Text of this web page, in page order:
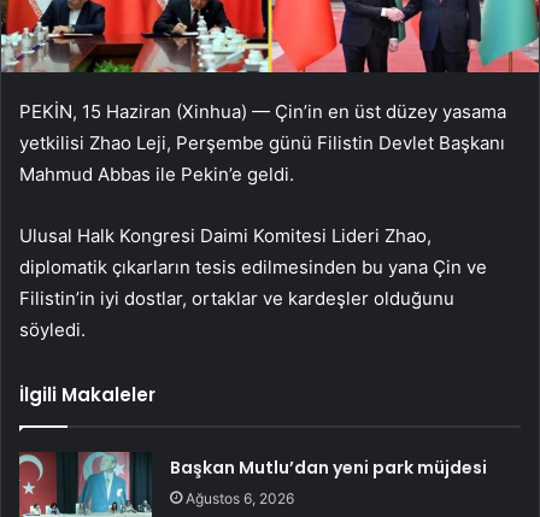
PEKİN, 15 Haziran (Xinhua) — Çin’in en üst düzey yasama
yetkilisi Zhao Leji, Perşembe günü Filistin Devlet Başkanı
Mahmud Abbas ile Pekin’e geldi.
Ulusal Halk Kongresi Daimi Komitesi Lideri Zhao,
diplomatik çıkarların tesis edilmesinden bu yana Çin ve
Filistin’in iyi dostlar, ortaklar ve kardeşler olduğunu
söyledi.
İlgili Makaleler
Başkan Mutlu’dan yeni park müjdesi
Ağustos 6, 2026